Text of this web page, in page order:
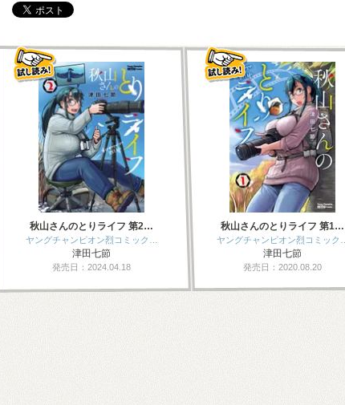
秋山さんのとりライフ 第2…
ヤングチャンピオン烈コミック…
津田七節
発売日：2024.04.18
秋山さんのとりライフ 第1…
ヤングチャンピオン烈コミック…
津田七節
発売日：2020.08.20